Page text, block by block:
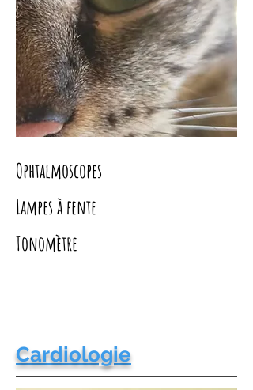
Ophtalmoscopes
Lampes à fente
Tonomètre
Cardiologie